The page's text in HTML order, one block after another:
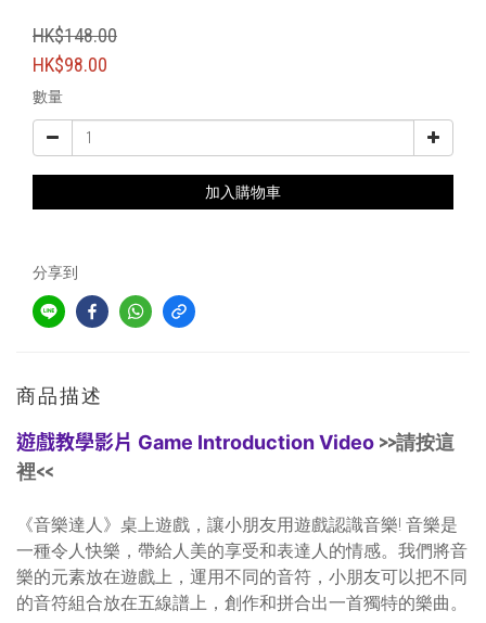
HK$148.00
HK$98.00
數量
加入購物車
分享到
商品描述
遊戲教學影片 Game Introduction Video >>請按這
裡<<
《音樂達人》桌上遊戲，讓小朋友用遊戲認識音樂! 音樂是
一種令人快樂，帶給人美的享受和表達人的情感。我們將音
樂的元素放在遊戲上，運用不同的音符，小朋友可以把不同
的音符組合放在五線譜上，創作和拼合出一首獨特的樂曲。